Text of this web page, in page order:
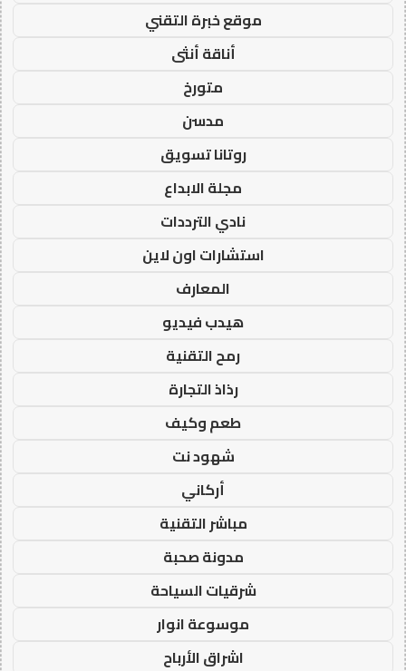
موقع خبرة التقني
أناقة أنثى
متورخ
مدسن
روتانا تسويق
مجلة الابداع
نادي الترددات
استشارات اون لاين
المعارف
هيدب فيديو
رمح التقنية
رذاذ التجارة
طعم وكيف
شهود نت
أركاني
مباشر التقنية
مدونة صحبة
شرقيات السياحة
موسوعة انوار
اشراق الأرباح